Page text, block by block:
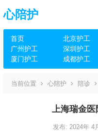
心陪护
首页 北京护工
广州护工
深圳护工
厦门护工
成都护工
当前位置 心陪护 陪诊
上海瑞金
发布: 2024年 4